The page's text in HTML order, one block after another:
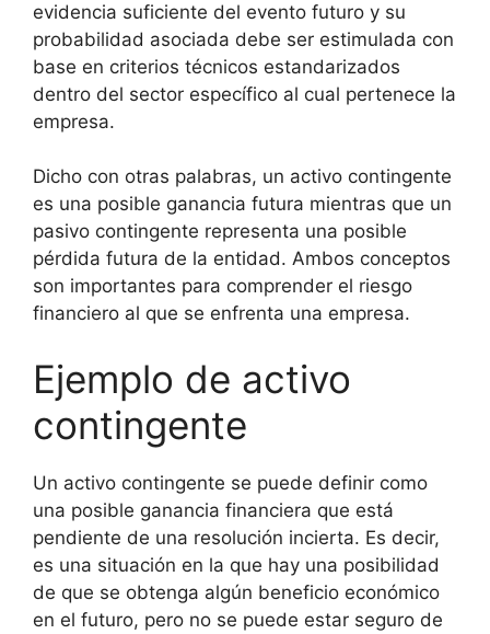
evidencia suficiente del evento futuro y su
probabilidad asociada debe ser estimulada con
base en criterios técnicos estandarizados
dentro del sector específico al cual pertenece la
empresa.
Dicho con otras palabras, un activo contingente
es una posible ganancia futura mientras que un
pasivo contingente representa una posible
pérdida futura de la entidad. Ambos conceptos
son importantes para comprender el riesgo
financiero al que se enfrenta una empresa.
Ejemplo de activo
contingente
Un activo contingente se puede definir como
una posible ganancia financiera que está
pendiente de una resolución incierta. Es decir,
es una situación en la que hay una posibilidad
de que se obtenga algún beneficio económico
en el futuro, pero no se puede estar seguro de